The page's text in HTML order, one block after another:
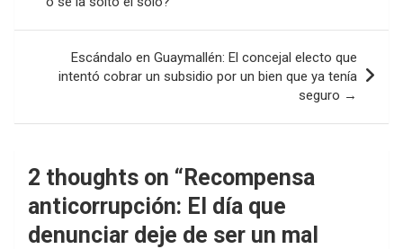
entradas
Escándalo en Guaymallén: El concejal electo que
intentó cobrar un subsidio por un bien que ya tenía
seguro →
2 thoughts on “ Recompensa
anticorrupción: El día que
denunciar deje de ser un mal